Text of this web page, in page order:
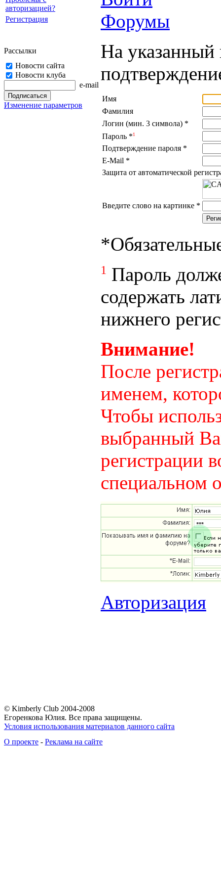
авторизацией?
Регистрация
Рассылки
Новости сайта
Новости клуба
e-mail
Изменение параметров
Форумы
На указанный
Имя
Фамилия
Логин (мин. 3 символа) *
Пароль *1
Подтверждение пароля *
E-Mail *
Защита от автоматической
Введите слово на картинке *
*
1 Пароль
содержать
нижнего
Внимание!
После
именем,
Чтобы
выбранный
регистрации
специальном
Авторизация
© Kimberly Club 2004-2008
Егоренкова Юлия. Все права защищены.
Условия использования материалов данного сайта
О проекте - Реклама на сайте